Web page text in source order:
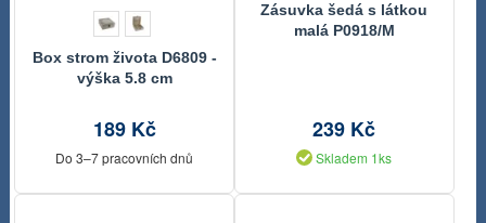
Box strom života D6809 -
výška 5.8 cm
189 Kč
Do 3–7 pracovních dnů
Zásuvka šedá s látkou
malá P0918/M
239 Kč
Skladem 1ks